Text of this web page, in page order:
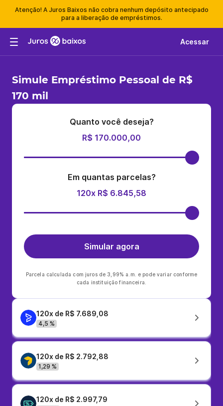
Atenção! A Juros Baixos não cobra nenhum depósito antecipado
para a liberação de empréstimos.
Acessar
Simule Empréstimo Pessoal de R$
170 mil
Quanto você deseja?
R$ 170.000,00
Em quantas parcelas?
120x R$ 6.845,58
Simular agora
Parcela calculada com juros de 3,99% a.m. e pode variar conforme
cada instituição financeira.
120x de R$ 7.689,08
4,5 %
120x de R$ 2.792,88
1,29 %
120x de R$ 2.997,79